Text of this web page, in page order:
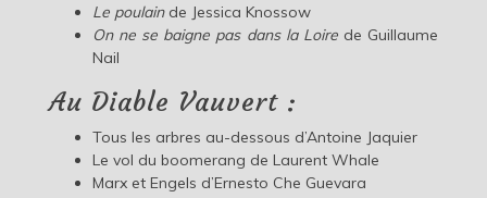
Le poulain de Jessica Knossow
On ne se baigne pas dans la Loirede Guillaume
Nail
Au Diable Vauvert :
Tous les arbres au-dessous d’Antoine Jaquier
Le vol du boomerang de Laurent Whale
Marx et Engels d’Ernesto Che Guevara